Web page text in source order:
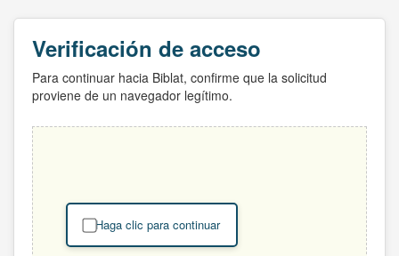
Verificación de acceso
Para continuar hacia Biblat, confirme que la solicitud
proviene de un navegador legítimo.
Haga clic para continuar